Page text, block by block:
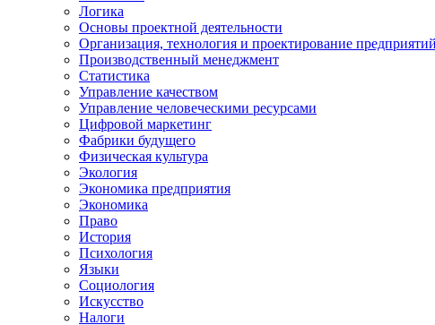
Логика
Основы проектной деятельности
Организация, технология и проектирование
Производственный менеджмент
Статистика
Управление качеством
Управление человеческими ресурсами
Цифровой маркетинг
Фабрики будущего
Физическая культура
Экология
Экономика предприятия
Экономика
Право
История
Психология
Языки
Социология
Искусство
Налоги